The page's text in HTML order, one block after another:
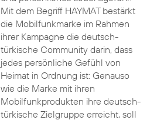
Mit dem Begriff HAYMAT bestärkt
die Mobilfunkmarke im Rahmen
ihrer Kampagne die deutsch-
türkische Community darin, dass
jedes persönliche Gefühl von
Heimat in Ordnung ist: Genauso
wie die Marke mit ihren
Mobilfunkprodukten ihre deutsch-
türkische Zielgruppe erreicht, soll